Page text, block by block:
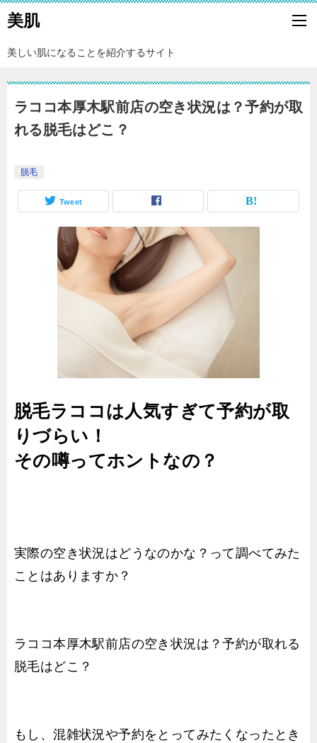
美肌
美しい肌になることを紹介するサイト
ラココ本厚木駅前店の空き状況は？予約が取
れる脱毛はどこ？
脱毛
Tweet
脱毛ラココは人気すぎて予約が取
りづらい！
その噂ってホントなの？
実際の空き状況はどうなのかな？って調べてみた
ことはありますか？
ラココ本厚木駅前店の空き状況は？予約が取れる
脱毛はどこ？
もし、混雑状況や予約をとってみたくなったとき